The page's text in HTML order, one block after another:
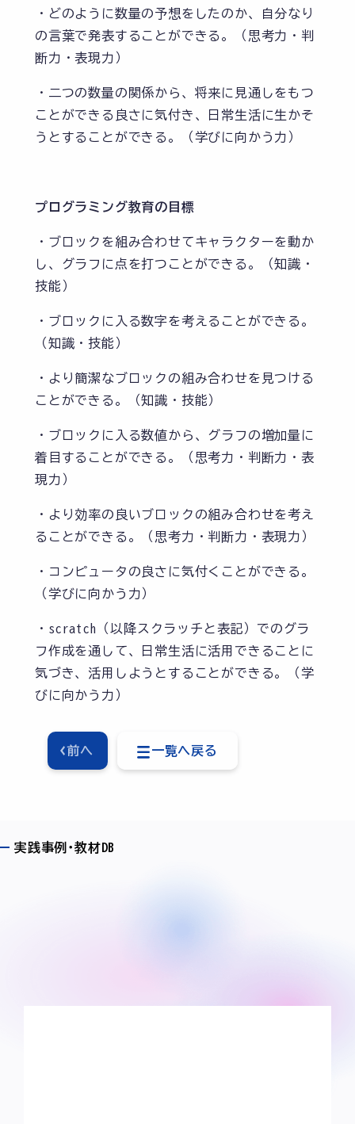
・どのように数量の予想をしたのか、自分なり
の言葉で発表することができる。（思考力・判
断力・表現力）
・二つの数量の関係から、将来に見通しをもつ
ことができる良さに気付き、日常生活に生かそ
うとすることができる。（学びに向かう力）
プログラミング教育の目標
・ブロックを組み合わせてキャラクターを動か
し、グラフに点を打つことができる。（知識・
技能）
・ブロックに入る数字を考えることができる。
（知識・技能）
・より簡潔なブロックの組み合わせを見つける
ことができる。（知識・技能）
・ブロックに入る数値から、グラフの増加量に
着目することができる。（思考力・判断力・表
現力）
・より効率の良いブロックの組み合わせを考え
ることができる。（思考力・判断力・表現力）
・コンピュータの良さに気付くことができる。
（学びに向かう力）
・scratch（以降スクラッチと表記）でのグラ
フ作成を通して、日常生活に活用できることに
気づき、活用しようとすることができる。（学
びに向かう力）
一覧へ戻る
前へ
実践事例･教材DB